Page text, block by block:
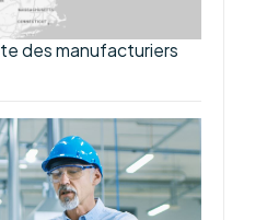
des manufacturiers